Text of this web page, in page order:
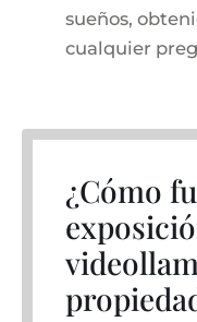
sueños,
cualquier
¿Cómo